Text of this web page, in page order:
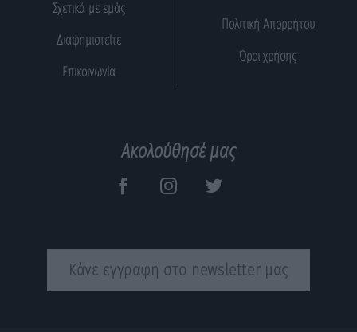
Σχετικά με εμάς
Διαφημιστείτε
Επικοινωνία
Πολιτική Απορρήτου
Όροι χρήσης
Ακολούθησέ μας
Κάνε εγγραφή στο newsletter μας